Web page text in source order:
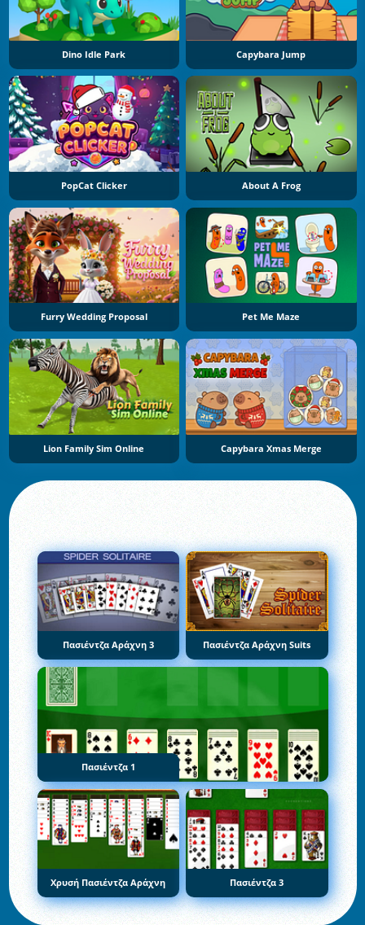
Dino Idle Park Capybara Jump
PopCat Clicker About A Frog
Furry Wedding Proposal Pet Me Maze
Lion Family Sim Online Capybara Xmas Merge
Πασιέντζα Αράχνη 3 Πασιέντζα Αράχνη Suits
Πασιέντζα 1
Χρυσή Πασιέντζα Αράχνη Πασιέντζα 3